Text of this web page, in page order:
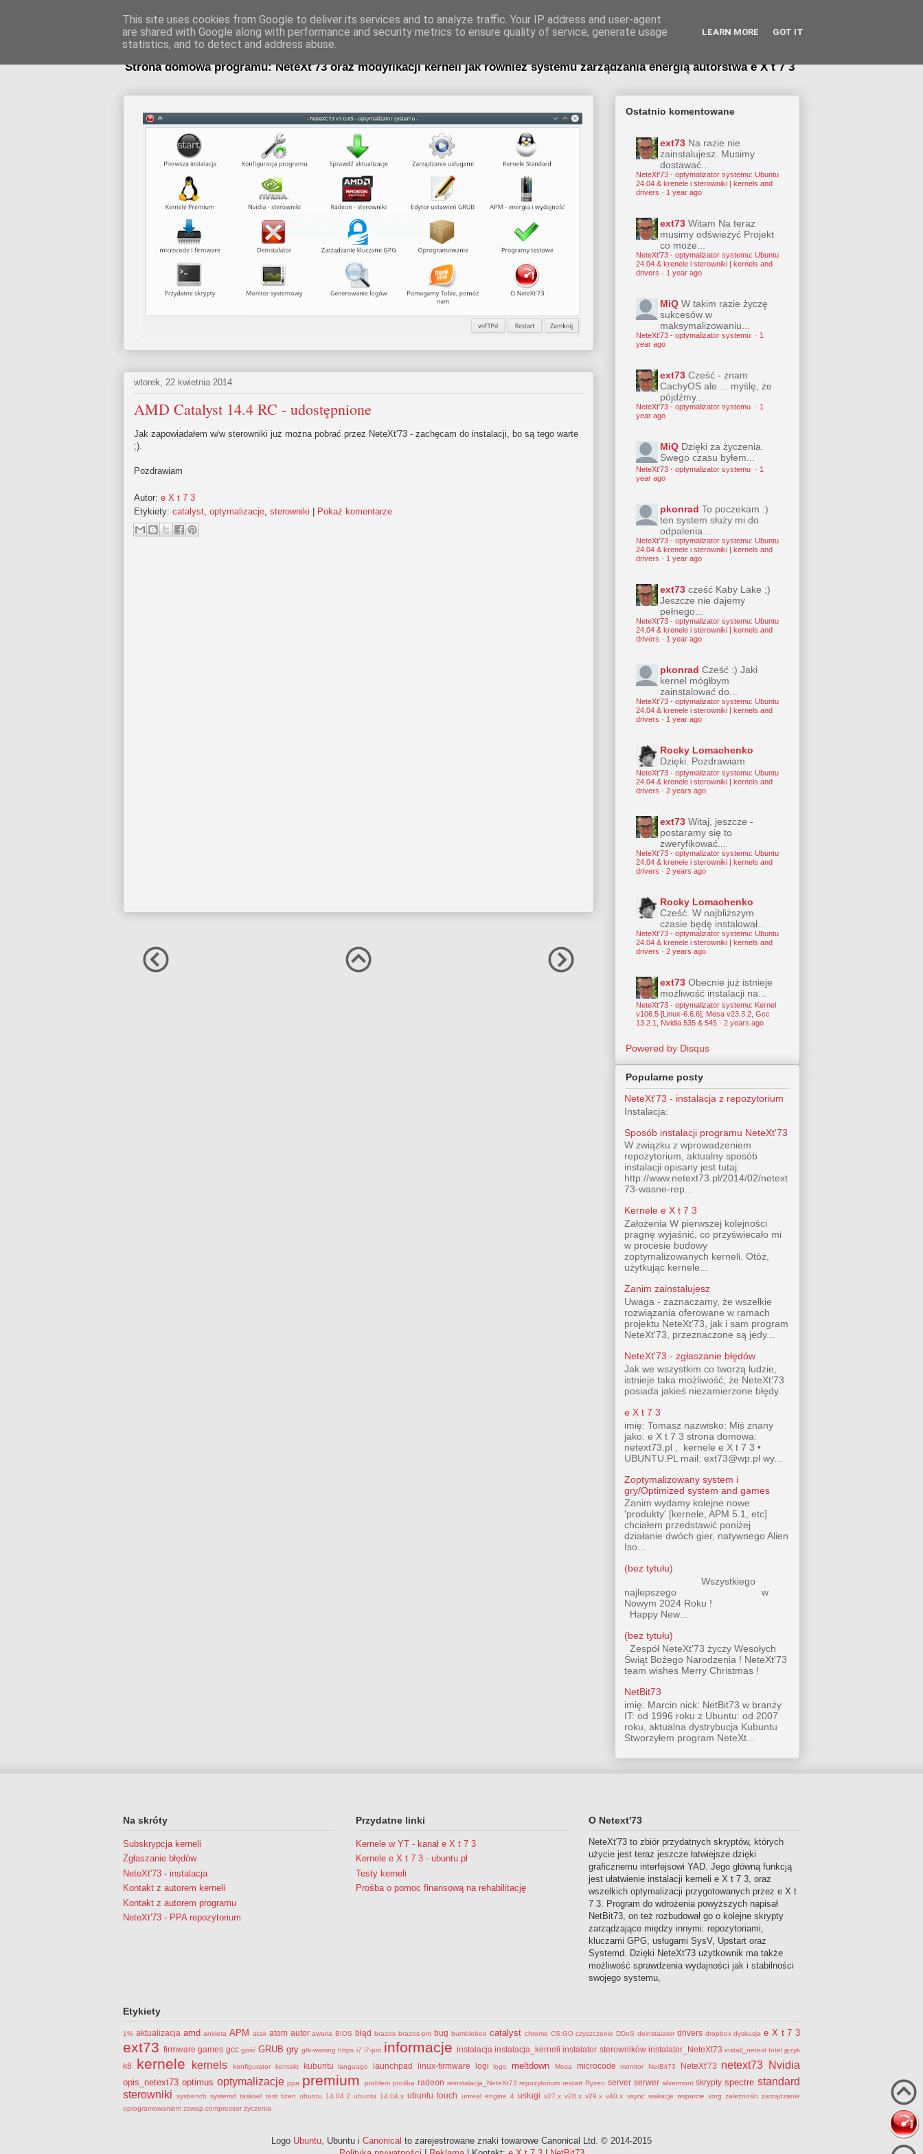
NeteXt'73 - optymalizator systemu
Strona domowa programu: NeteXt'73 oraz modyfikacji kerneli jak również systemu zarządzania energią autorstwa e X t 7 3
wtorek, 22 kwietnia 2014
AMD Catalyst 14.4 RC - udostępnione
Jak zapowiadałem w/w sterowniki już można pobrać przez NeteXt'73 - zachęcam do instalacji, bo są tego warte
;).
Pozdrawiam
Autor: e X t 7 3
Etykiety: catalyst optymalizacje sterowniki | Pokaż komentarze
Ostatnio komentowane
ext73 Na razie nie
zainstalujesz. Musimy
dostawać...
NeteXt'73 - optymalizator systemu: Ubuntu
24.04 & krenele i sterowniki | kernels and
drivers · 1 year ago
ext73 Witam Na teraz
musimy odświeżyć Projekt
co może...
NeteXt'73 - optymalizator systemu: Ubuntu
24.04 & krenele i sterowniki | kernels and
drivers · 1 year ago
MiQ W takim razie życzę
sukcesów w
maksymalizowaniu...
NeteXt'73 - optymalizator systemu · 1
year ago
ext73 Cześć - znam
CachyOS ale ... myślę, że
pójdźmy...
NeteXt'73 - optymalizator systemu · 1
year ago
MiQ Dzięki za życzenia.
Swego czasu byłem...
NeteXt'73 - optymalizator systemu · 1
year ago
pkonrad To poczekam :)
ten system służy mi do
odpalenia...
NeteXt'73 - optymalizator systemu: Ubuntu
24.04 & krenele i sterowniki | kernels and
drivers · 1 year ago
ext73 cześć Kaby Lake ;)
Jeszcze nie dajemy
pełnego...
NeteXt'73 - optymalizator systemu: Ubuntu
24.04 & krenele i sterowniki | kernels and
drivers · 1 year ago
pkonrad Cześć :) Jaki
kernel mógłbym
zainstalować do...
NeteXt'73 - optymalizator systemu: Ubuntu
24.04 & krenele i sterowniki | kernels and
drivers · 1 year ago
Rocky Lomachenko
Dzięki. Pozdrawiam
NeteXt'73 - optymalizator systemu: Ubuntu
24.04 & krenele i sterowniki | kernels and
drivers · 2 years ago
ext73 Witaj, jeszcze -
postaramy się to
zweryfikować...
NeteXt'73 - optymalizator systemu: Ubuntu
24.04 & krenele i sterowniki | kernels and
drivers · 2 years ago
Rocky Lomachenko
Cześć. W najbliższym
czasie będę instalował...
NeteXt'73 - optymalizator systemu: Ubuntu
24.04 & krenele i sterowniki | kernels and
drivers · 2 years ago
ext73 Obecnie już istnieje
możliwość instalacji na...
NeteXt'73 - optymalizator systemu: Kernel
v106.5 [Linux-6.6.6], Mesa v23.3.2, Gcc
13.2.1, Nvidia 535 & 545 · 2 years ago
Powered by Disqus
Popularne posty
NeteXt'73 - instalacja z repozytorium
Instalacja:
Sposób instalacji programu NeteXt'73
W związku z wprowadzeniem
repozytorium, aktualny sposób
instalacji opisany jest tutaj:
http://www.netext73.pl/2014/02/netext
73-wasne-rep...
Kernele e X t 7 3
Założenia W pierwszej kolejności
pragnę wyjaśnić, co przyświecało mi
w procesie budowy
zoptymalizowanych kerneli. Otóż,
użytkując kernele...
Zanim zainstalujesz
Uwaga - zaznaczamy, że wszelkie
rozwiązania oferowane w ramach
projektu NeteXt'73, jak i sam program
NeteXt'73, przeznaczone są jedy...
NeteXt'73 - zgłaszanie błędów
Jak we wszystkim co tworzą ludzie,
istnieje taka możliwość, że NeteXt'73
posiada jakieś niezamierzone błędy.
e X t 7 3
imię: Tomasz nazwisko: Miś znany
jako: e X t 7 3 strona domowa:
netext73.pl , kernele e X t 7 3 •
UBUNTU.PL mail: ext73@wp.pl wy...
Zoptymalizowany system i
gry/Optimized system and games
Zanim wydamy kolejne nowe
'produkty' [kernele, APM 5.1, etc]
chciałem przedstawić poniżej
działanie dwóch gier, natywnego Alien
Iso...
(bez tytułu)
Wszystkiego
najlepszego w
Nowym 2024 Roku !
Happy New...
(bez tytułu)
Zespół NeteXt'73 życzy Wesołych
Świąt Bożego Narodzenia ! NeteXt'73
team wishes Merry Christmas !
NetBit73
imię: Marcin nick: NetBit73 w branży
IT: od 1996 roku z Ubuntu: od 2007
roku, aktualna dystrybucja Kubuntu
Stworzyłem program NeteXt...
Na skróty
Subskrypcja kerneli
Zgłaszanie błędów
NeteXt'73 - instalacja
Kontakt z autorem kerneli
Kontakt z autorem programu
NeteXt'73 - PPA repozytorium
Przydatne linki
Kernele w YT - kanał e X t 7 3
Kernele e X t 7 3 - ubuntu.pl
Testy kerneli
Prośba o pomoc finansową na rehabilitację
O Netext'73
NeteXt'73 to zbiór przydatnych skryptów, których
użycie jest teraz jeszcze łatwiejsze dzięki
graficznemu interfejsowi YAD. Jego główną funkcją
jest ułatwienie instalacji kerneli e X t 7 3, oraz
wszelkich optymalizacji przygotowanych przez e X t
7 3. Program do wdrożenia powyższych napisał
NetBit73, on też rozbudował go o kolejne skrypty
zarządzające między innymi: repozytoriami,
kluczami GPG, usługami SysV, Upstart oraz
Systemd. Dzięki NeteXt'73 użytkownik ma także
możliwość sprawdzenia wydajności jak i stabilności
swojego systemu,
Etykiety
1% aktualizacja amd ankieta APM atak atom autor awaria BIOS błąd brazos brazos-pro bug bumblebee catalyst chrome CS:GO czyszczenie DDoS deinstalator drivers dropbox dyskusja e X t 7 3
ext73 firmware games gcc gość GRUB gry gtk-warring https i7 i7-pro informacje instalacja instalacja_kerneli instalator sterowników instalator_NeteXt73 install_netext Intel język
k8 kernele kernels konfigurator kontakt kubuntu language launchpad linux-firmware logi logo meltdown Mesa microcode monitor NetBit73 NeteXt'73 netext73 Nvidia
opis_netext73 optimus optymalizacje ppa premium problem prośba radeon reinstalacja_NeteXt73 repozytorium restart Ryzen server serwer silvermont skrypty spectre standard
sterowniki
sysbench systemd tasksel test tizen ubuntu 14.04.2 ubuntu 14.04.x ubuntu touch unreal engine 4 usługi v27.x v28.x v29.x v40.x vsync wakacje wsparcie xorg zależności zarządzanie
oprogramowaniem zswap.compressor życzenia
Logo Ubuntu, Ubuntu i Canonical to zarejestrowane znaki towarowe Canonical Ltd. © 2014-2015
This site uses cookies from Google to deliver its services and to analyze traffic. Your IP address and user-agent
are shared with Google along with performance and security metrics to ensure quality of service, generate usage
statistics, and to detect and address abuse.
LEARN MORE GOT IT